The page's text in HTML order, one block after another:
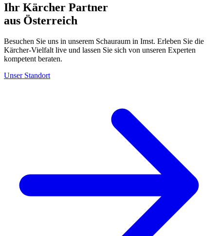
Ihr Kärcher Partner
aus Österreich
Besuchen Sie uns in unserem Schauraum in Imst. Erleben Sie die
Kärcher-Vielfalt live und lassen Sie sich von unseren Experten
kompetent beraten.
Unser Standort